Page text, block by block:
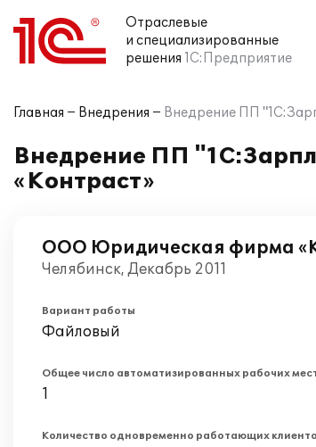
Отраслевые
и специализированные
решения 1С:Предприятие
Главная Внедрения Внедрение ПП
Внедрение ПП
«Контраст»
ООО Юридическая фирма
Челябинск, Декабрь 2011
Вариант работы
Файловый
Общее число автоматизированных рабочих
1
Количество одновременно работающих